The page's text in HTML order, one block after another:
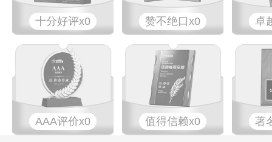
十分好评x0 赞不绝口x0 卓
AAA评价x0 值得信赖x0 著